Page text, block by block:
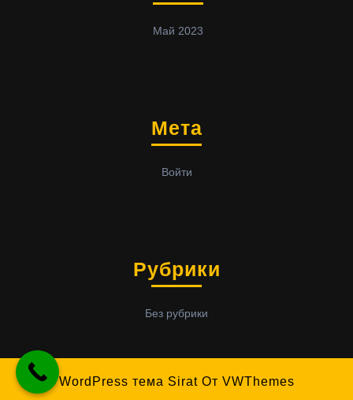
Май 2023
Мета
Войти
Рубрики
Без рубрики
WordPress тема SiratОт VWThemes